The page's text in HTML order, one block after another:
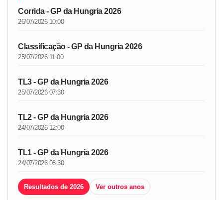
Corrida - GP da Hungria 2026
26/07/2026 10:00
Classificação - GP da Hungria 2026
25/07/2026 11:00
TL3 - GP da Hungria 2026
25/07/2026 07:30
TL2 - GP da Hungria 2026
24/07/2026 12:00
TL1 - GP da Hungria 2026
24/07/2026 08:30
Resultados de 2026 Ver outros anos